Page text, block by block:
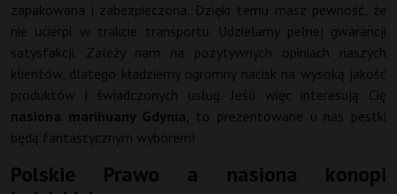
zapakowana i zabezpieczona. Dzięki temu masz pewność, że
nie ucierpi w trakcie transportu. Udzielamy pełnej gwarancji
satysfakcji. Zależy nam na pozytywnych opiniach naszych
klientów, dlatego kładziemy ogromny nacisk na wysoką jakość
produktów i świadczonych usług. Jeśli więc interesują Cię
nasiona marihuany Gdynia , to prezentowane u nas pestki
będą fantastycznym wyborem!
Polskie Prawo a nasiona konopi